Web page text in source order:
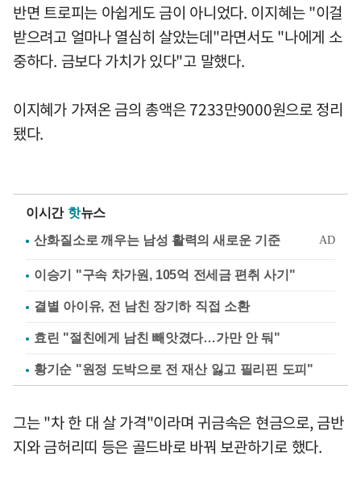
반면 트로피는 아쉽게도 금이 아니었다. 이지혜는 "이걸
받으려고 얼마나 열심히 살았는데"라면서도 "나에게 소
중하다. 금보다 가치가 있다"고 말했다.
이지혜가 가져온 금의 총액은 7233만9000원으로 정리
됐다.
이시간 핫뉴스
이승기 "구속 차가원, 105억 전세금 편취 사기"
결별 아이유, 전 남친 장기하 직접 소환
효린 "절친에게 남친 빼앗겼다…가만 안 둬"
황기순 "원정 도박으로 전 재산 잃고 필리핀 도피"
그는 "차 한 대 살 가격"이라며 귀금속은 현금으로, 금반
지와 금허리띠 등은 골드바로 바꿔 보관하기로 했다.